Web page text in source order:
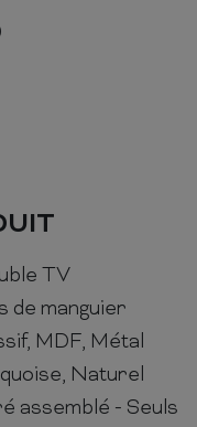
TV
de manguier
MDF, Métal
Naturel
assemblé - Seuls